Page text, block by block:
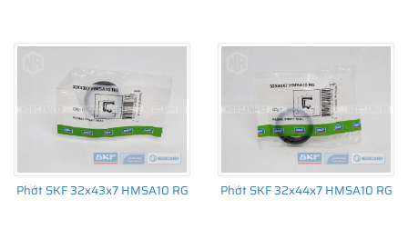
Phớt SKF 32x43x7 HMSA10 RG Phớt SKF 32x44x7 HMSA10 RG